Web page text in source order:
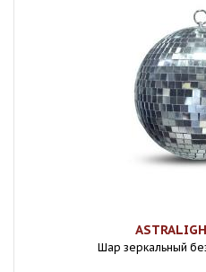
Шар зеркальный